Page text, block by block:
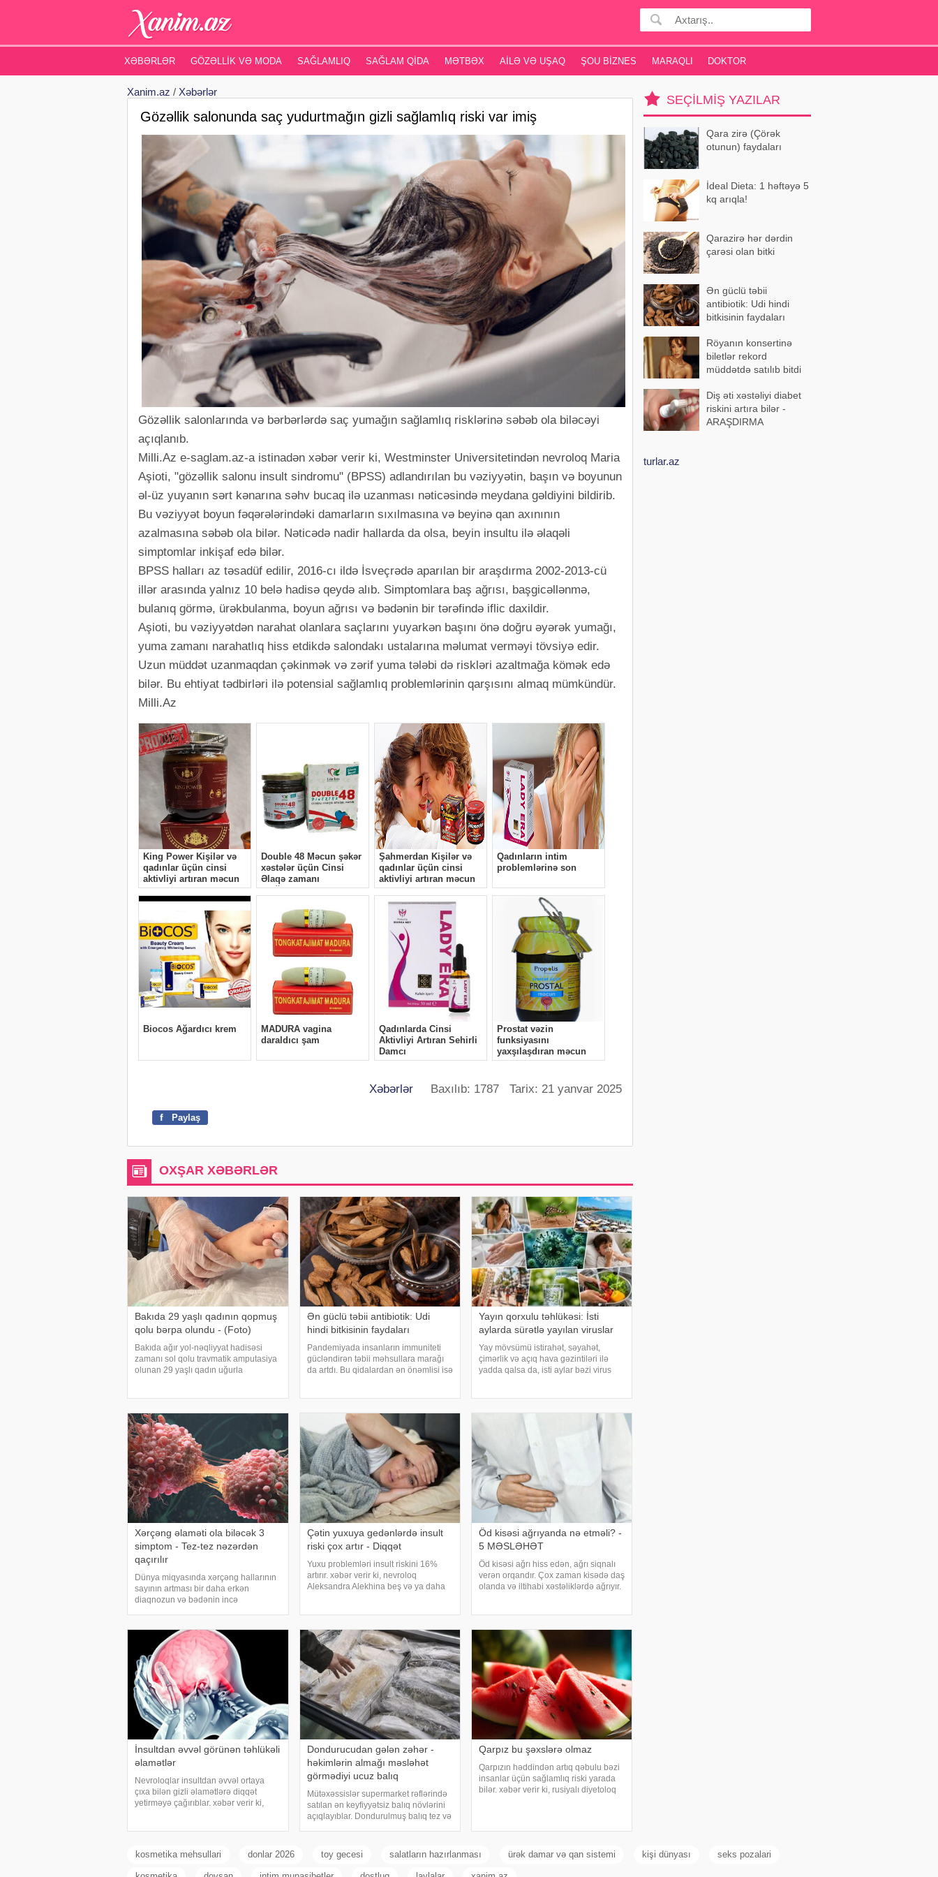
XƏBƏRLƏR GÖZƏLLIK VƏ MODA SAĞLAMLIQ SAĞLAM QIDA MƏTBƏX AILƏ VƏ UŞAQ ŞOU BIZNES MARAQLI DOKTOR
Xanim.az / Xəbərlər
Gözəllik salonunda saç yudurtmağın gizli sağlamlıq riski var imiş
Gözəllik salonlarında və bərbərlərdə saç yumağın sağlamlıq risklərinə səbəb ola biləcəyi
açıqlanıb.
Milli.Az e-saglam.az-a istinadən xəbər verir ki, Westminster Universitetindən nevroloq Maria
Aşioti, "gözəllik salonu insult sindromu" (BPSS) adlandırılan bu vəziyyətin, başın və boyunun
əl-üz yuyanın sərt kənarına səhv bucaq ilə uzanması nəticəsində meydana gəldiyini bildirib.
Bu vəziyyət boyun fəqərələrindəki damarların sıxılmasına və beyinə qan axınının
azalmasına səbəb ola bilər. Nəticədə nadir hallarda da olsa, beyin insultu ilə əlaqəli
simptomlar inkişaf edə bilər.
BPSS halları az təsadüf edilir, 2016-cı ildə İsveçrədə aparılan bir araşdırma 2002-2013-cü
illər arasında yalnız 10 belə hadisə qeydə alıb. Simptomlara baş ağrısı, başgicəllənmə,
bulanıq görmə, ürəkbulanma, boyun ağrısı və bədənin bir tərəfində iflic daxildir.
Aşioti, bu vəziyyətdən narahat olanlara saçlarını yuyarkən başını önə doğru əyərək yumağı,
yuma zamanı narahatlıq hiss etdikdə salondakı ustalarına məlumat verməyi tövsiyə edir.
Uzun müddət uzanmaqdan çəkinmək və zərif yuma tələbi də riskləri azaltmağa kömək edə
bilər. Bu ehtiyat tədbirləri ilə potensial sağlamlıq problemlərinin qarşısını almaq mümkündür.
Milli.Az
Xəbərlər Baxılıb: 1787 Tarix: 21 yanvar 2025
f Paylaş
OXŞAR XƏBƏRLƏR
Bakıda 29 yaşlı qadının qopmuş
qolu bərpa olundu - (Foto)
Bakıda ağır yol-nəqliyyat hadisəsi
zamanı sol qolu travmatik amputasiya
olunan 29 yaşlı qadın uğurla
adına Elmi Cərrahiyy
Ən güclü təbii antibiotik: Udi
hindi bitkisinin faydaları
Pandemiyada insanların immuniteti
gücləndirən təbii məhsullara marağı
da artdı. Bu qidalardan ən önəmlisi isə
Yayın qorxulu təhlükəsi: İsti
aylarda sürətlə yayılan viruslar
Yay mövsümü istirahət, səyahət,
çimərlik və açıq hava gəzintiləri ilə
yadda qalsa da, isti aylar bəzi virus
Açıq havad
Xərçəng əlaməti ola biləcək 3
simptom - Tez-tez nəzərdən
qaçırılır
Dünya miqyasında xərçəng hallarının
sayının artması bir daha erkən
diaqnozun və bədənin incə
Məşhur inancın əksinə olaraq,
xərçəng növləri həmişə ağı
Çətin yuxuya gedənlərdə insult
riski çox artır - Diqqət
Yuxu problemləri insult riskini 16%
artırır. xəbər verir ki, nevroloq
Aleksandra Alekhina beş və ya daha
həyat
Öd kisəsi ağrıyanda nə etməli? -
5 MƏSLƏHƏT
Öd kisəsi ağrı hiss edən, ağrı siqnalı
verən orqandır. Çox zaman kisədə daş
olanda və iltihabi xəstəliklərdə ağrıyır.
İnsultdan əvvəl görünən təhlükəli
əlamətlər
Nevroloqlar insultdan əvvəl ortaya
çıxa bilən gizli əlamətlərə diqqət
yetirməyə çağırıblar. xəbər verir ki,
Dondurucudan gələn zəhər -
həkimlərin almağı məsləhət
görmədiyi ucuz balıq
Mütəxəssislər supermarket rəflərində
satılan ən keyfiyyətsiz balıq növlərini
açıqlayıblar. Dondurulmuş balıq tez və
xəbər verir ki, supermarketlərdək
Qarpız bu şəxslərə olmaz
Qarpızın həddindən artıq qəbulu bəzi
insanlar üçün sağlamlıq riski yarada
bilər. xəbər verir ki, rusiyalı diyetoloq
SEÇILMIŞ YAZILAR
Qara zirə (Çörək
otunun) faydaları
İdeal Dieta: 1 həftəyə 5
kq arıqla!
Qarazirə hər dərdin
çarəsi olan bitki
Ən güclü təbii
antibiotik: Udi hindi
bitkisinin faydaları
Röyanın konsertinə
biletlər rekord
müddətdə satılıb bitdi
Diş əti xəstəliyi diabet
riskini artıra bilər -
ARAŞDIRMA
turlar.az
kosmetika mehsullari donlar 2026 toy gecesi salatların hazırlanması ürək damar və qan sistemi kişi dünyası seks pozalari